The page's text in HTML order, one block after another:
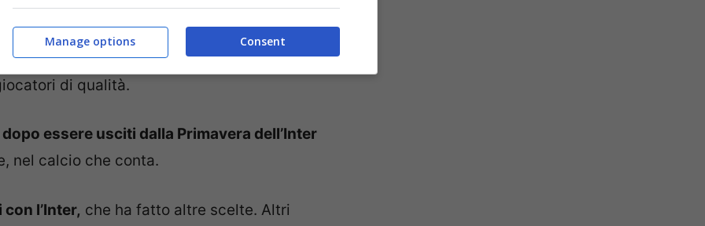
saputo valorizzare al meglio il settore
di qualità.
essere usciti dalla Primavera dell’Inter
nel calcio che conta.
l’Inter, che ha fatto altre scelte. Altri
Consent
Manage options